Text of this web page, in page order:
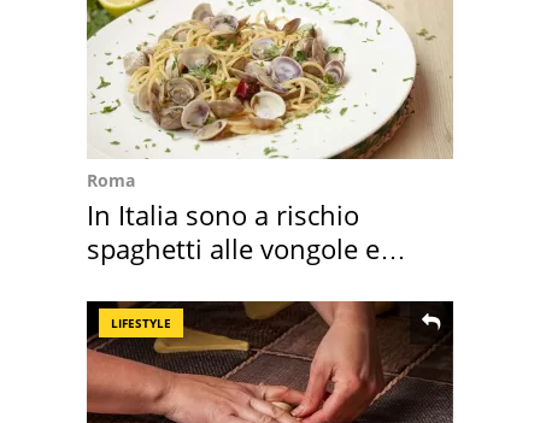
Roma
In Italia sono a rischio
spaghetti alle vongole e
LIFESTYLE